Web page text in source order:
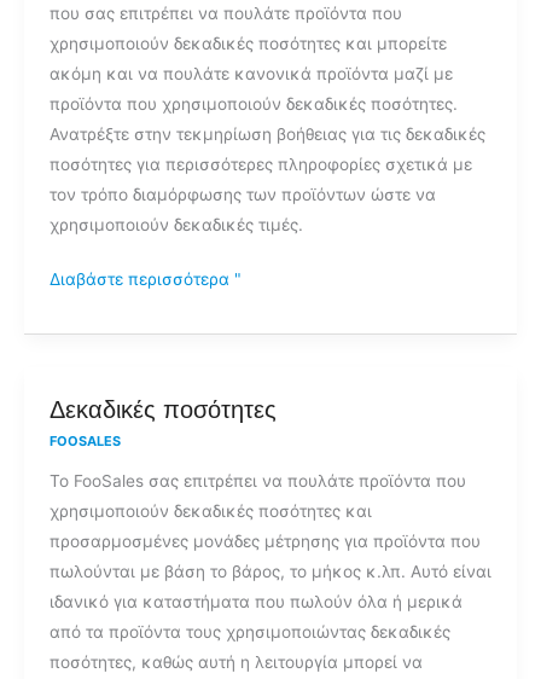
που σας επιτρέπει να πουλάτε προϊόντα που
χρησιμοποιούν δεκαδικές ποσότητες και μπορείτε
ακόμη και να πουλάτε κανονικά προϊόντα μαζί με
προϊόντα που χρησιμοποιούν δεκαδικές ποσότητες.
Ανατρέξτε στην τεκμηρίωση βοήθειας για τις δεκαδικές
ποσότητες για περισσότερες πληροφορίες σχετικά με
τον τρόπο διαμόρφωσης των προϊόντων ώστε να
χρησιμοποιούν δεκαδικές τιμές.
πωλούνται
σε
δεκαδικές
ποσότητες/
μονάδες
μέτρησης
(μήκος,
βάρος
Διαβάστε περισσότερα "
Δεκαδικές ποσότητες
FOOSALES
Το FooSales σας επιτρέπει να πουλάτε προϊόντα που
χρησιμοποιούν δεκαδικές ποσότητες και
προσαρμοσμένες μονάδες μέτρησης για προϊόντα που
πωλούνται με βάση το βάρος, το μήκος κ.λπ. Αυτό είναι
ιδανικό για καταστήματα που πωλούν όλα ή μερικά
από τα προϊόντα τους χρησιμοποιώντας δεκαδικές
ποσότητες, καθώς αυτή η λειτουργία μπορεί να
Δεκαδικές
ποσότητες